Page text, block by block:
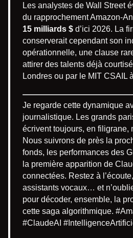
Les analystes de Wall Street
du rapprochement Amazon-
15 milliards $ d’ici 2026. La
conserverait cependant son
opérationnelle, une clause
attirer des talents déjà
Londres ou par le MIT CSAIL
Je regarde cette dynamique
journalistique. Les grands
écrivent toujours, en filigrane,
Nous suivrons de près la
fonds, les performances des
la première apparition de
connectées. Restez à
assistants vocaux… et
pour décoder, ensemble, la
cette saga algorithmique.
#ClaudeAI